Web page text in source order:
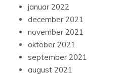
januar 2022
december 2021
november 2021
oktober 2021
september 2021
august 2021